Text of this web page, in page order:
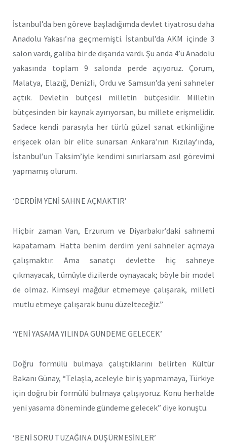
İstanbul’da ben göreve başladığımda devlet tiyatrosu daha
Anadolu Yakası’na geçmemişti. İstanbul’da AKM içinde 3
salon vardı, galiba bir de dışarıda vardı. Şu anda 4’ü Anadolu
yakasında toplam 9 salonda perde açıyoruz. Çorum,
Malatya, Elazığ, Denizli, Ordu ve Samsun’da yeni sahneler
açtık. Devletin bütçesi milletin bütçesidir. Milletin
bütçesinden bir kaynak ayırıyorsan, bu millete erişmelidir.
Sadece kendi parasıyla her türlü güzel sanat etkinliğine
erişecek olan bir elite sunarsan Ankara’nın Kızılay’ında,
İstanbul’un Taksim’iyle kendimi sınırlarsam asıl görevimi
yapmamış olurum.
‘DERDİM YENİ SAHNE AÇMAKTIR’
Hiçbir zaman Van, Erzurum ve Diyarbakır’daki sahnemi
kapatamam. Hatta benim derdim yeni sahneler açmaya
çalışmaktır. Ama sanatçı devlette hiç sahneye
çıkmayacak, tümüyle dizilerde oynayacak; böyle bir model
de olmaz. Kimseyi mağdur etmemeye çalışarak, milleti
mutlu etmeye çalışarak bunu düzelteceğiz.”
‘YENİ YASAMA YILINDA GÜNDEME GELECEK’
Doğru formülü bulmaya çalıştıklarını belirten Kültür
Bakanı Günay, “Telaşla, aceleyle bir iş yapmamaya, Türkiye
için doğru bir formülü bulmaya çalışıyoruz. Konu herhalde
yeni yasama döneminde gündeme gelecek” diye konuştu.
‘BENİ SORU TUZAĞINA DÜŞÜRMESİNLER’